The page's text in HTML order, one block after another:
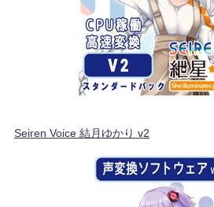
Seiren Voice 結月ゆかり v2